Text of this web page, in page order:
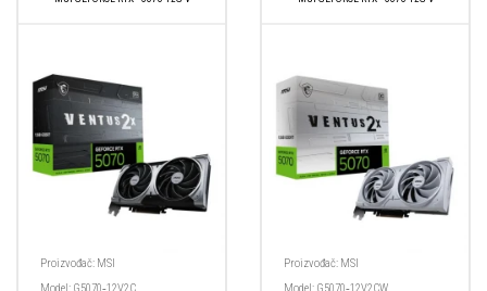
Proizvođač: MSI
Proizvođač: MSI